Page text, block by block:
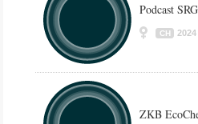
Podcast
CH 2024
ZKB